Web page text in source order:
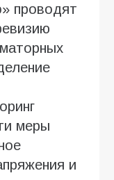
проводят
меры
и